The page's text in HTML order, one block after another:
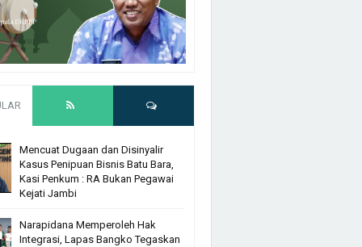
Mencuat Dugaan dan Disinyalir
Kasus Penipuan Bisnis Batu Bara,
Kasi Penkum : RA Bukan Pegawai
Kejati Jambi
Narapidana Memperoleh Hak
Integrasi, Lapas Bangko Tegaskan